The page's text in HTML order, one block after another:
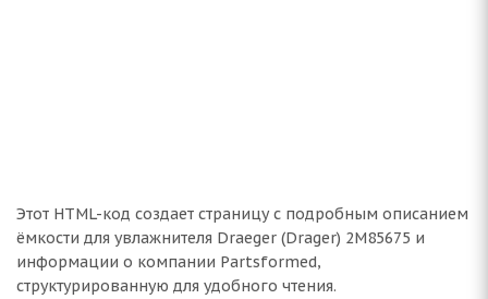
Этот HTML-код создает страницу с подробным описанием
ёмкости для увлажнителя Draeger (Drager) 2M85675 и
информации о компании Partsformed,
структурированную для удобного чтения.